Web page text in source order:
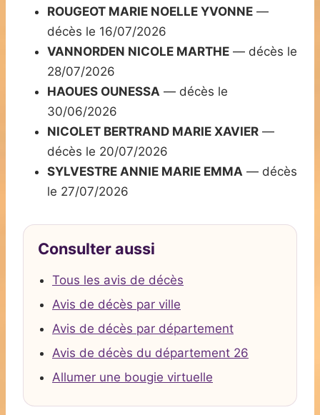
ROUGEOT MARIE NOELLE YVONNE —
décès le 16/07/2026
VANNORDEN NICOLE MARTHE — décès le
28/07/2026
HAOUES OUNESSA — décès le
30/06/2026
NICOLET BERTRAND MARIE XAVIER —
décès le 20/07/2026
SYLVESTRE ANNIE MARIE EMMA — décès
le 27/07/2026
Consulter aussi
Tous les avis de décès
Avis de décès par ville
Avis de décès par département
Avis de décès du département 26
Allumer une bougie virtuelle